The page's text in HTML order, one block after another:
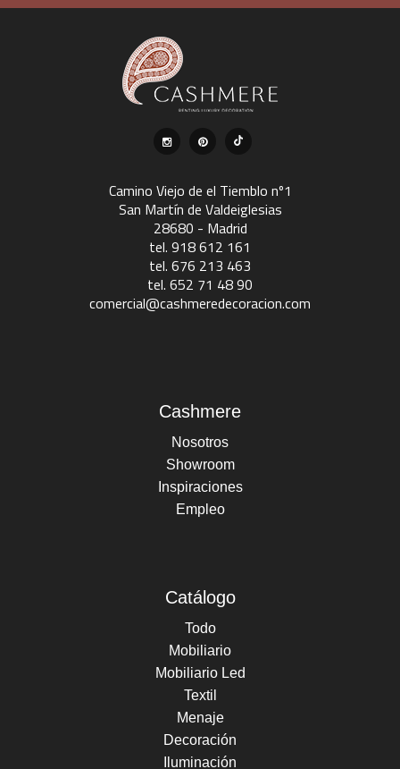
Camino Viejo de el Tiemblo nº1
San Martín de Valdeiglesias
28680 - Madrid
tel. 918 612 161
tel. 676 213 463
tel. 652 71 48 90
comercial@cashmeredecoracion.com
Cashmere
Nosotros
Showroom
Inspiraciones
Empleo
Catálogo
Todo
Mobiliario
Mobiliario Led
Textil
Menaje
Decoración
Iluminación